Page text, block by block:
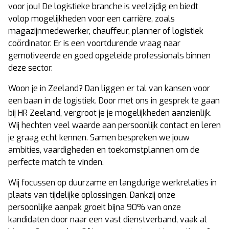
voor jou! De logistieke branche is veelzijdig en biedt
volop mogelijkheden voor een carrière, zoals
magazijnmedewerker, chauffeur, planner of logistiek
coördinator. Er is een voortdurende vraag naar
gemotiveerde en goed opgeleide professionals binnen
deze sector.
Woon je in Zeeland? Dan liggen er tal van kansen voor
een baan in de logistiek. Door met ons in gesprek te gaan
bij HR Zeeland, vergroot je je mogelijkheden aanzienlijk.
Wij hechten veel waarde aan persoonlijk contact en leren
je graag echt kennen. Samen bespreken we jouw
ambities, vaardigheden en toekomstplannen om de
perfecte match te vinden.
Wij focussen op duurzame en langdurige werkrelaties in
plaats van tijdelijke oplossingen. Dankzij onze
persoonlijke aanpak groeit bijna 90% van onze
kandidaten door naar een vast dienstverband, vaak al